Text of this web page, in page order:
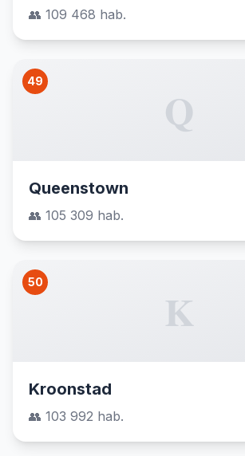
👥 109 468 hab.
49
Q
Queenstown
👥 105 309 hab.
50
K
Kroonstad
👥 103 992 hab.